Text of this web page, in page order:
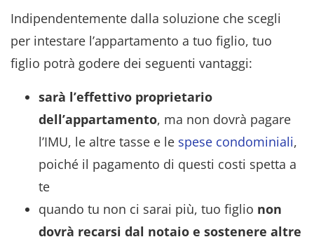
Indipendentemente dalla soluzione che scegli
per intestare l’appartamento a tuo figlio, tuo
figlio potrà godere dei seguenti vantaggi:
sarà l’effettivo proprietario
dell’appartamento, ma non dovrà pagare
l’IMU, le altre tasse e le spese condominiali,
poiché il pagamento di questi costi spetta a
te
quando tu non ci sarai più, tuo figlio non
dovrà recarsi dal notaio e sostenere altre